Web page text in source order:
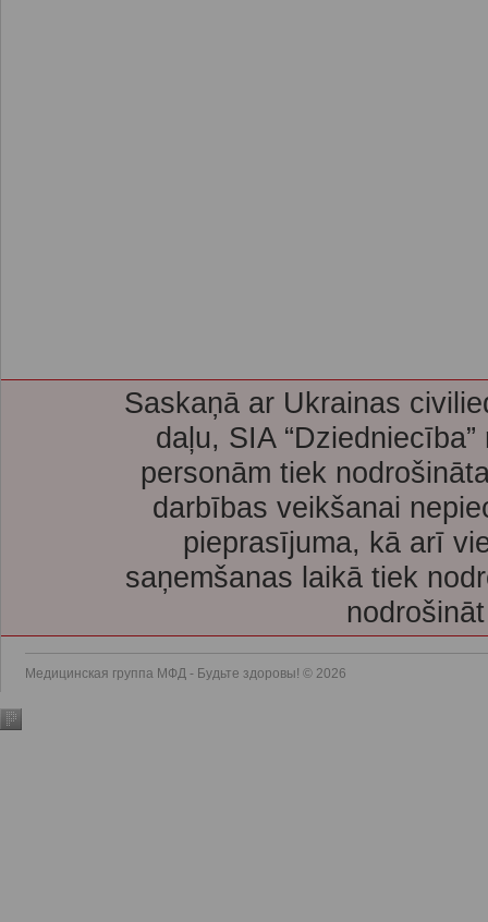
Saskaņā ar Ukrainas
daļu, SIA
personām tiek
darbības veikšanai
pieprasījuma, kā arī
saņemšanas laikā tiek
Медицинская группа МФД - Будьте здоровы! © 2026